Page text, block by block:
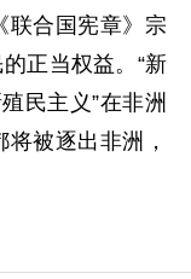
联合国宪章》宗
正当权益。“新
民主义”在非洲
被逐出非洲，